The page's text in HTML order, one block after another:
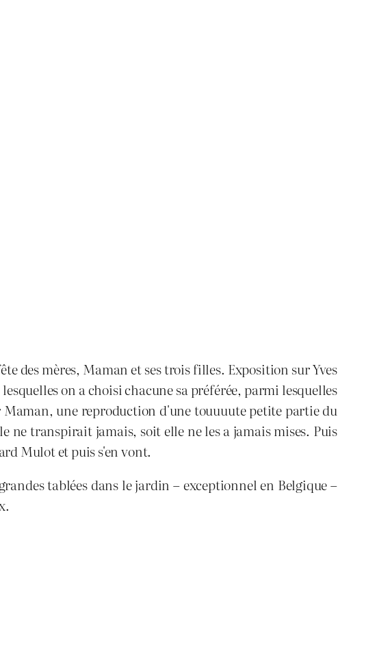
des mères, Maman et ses trois filles. Exposition sur Yves
on a choisi chacune sa préférée, parmi lesquelles
une reproduction d'une touuuute petite partie du
ne transpirait jamais, soit elle ne les a jamais mises. Puis
Mulot et puis s'en vont.
tablées dans le jardin – exceptionnel en Belgique –